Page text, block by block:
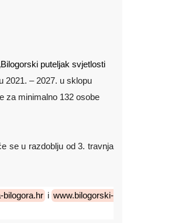
puteljak svjetlosti
2021. – 2027. u sklopu
za minimalno 132 osobe
se u razdoblju od 3. travnja
bilogora.hr i www.bilogorski-